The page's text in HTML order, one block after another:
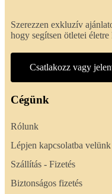
Szerezzen exkluzív
hogy segítsen ötletei
Csatlakozz vagy
Cégünk
Rólunk
Lépjen kapcsolatba velünk
Szállítás - Fizetés
Biztonságos fizetés